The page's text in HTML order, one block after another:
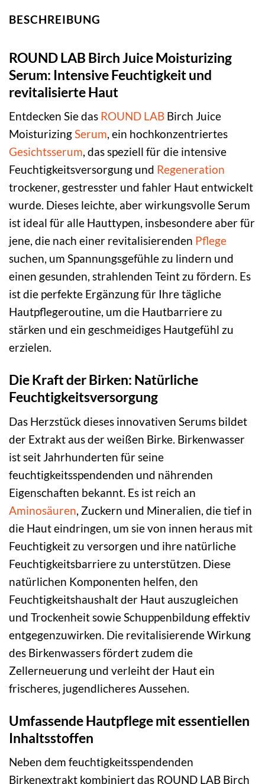
BESCHREIBUNG
ROUND LAB Birch Juice Moisturizing
Serum: Intensive Feuchtigkeit und
revitalisierte Haut
Entdecken Sie das ROUND LAB Birch Juice
MoisturizingSerum, ein hochkonzentriertes
Gesichtsserum, das speziell für die intensive
Feuchtigkeitsversorgung und Regeneration
trockener, gestresster und fahler Haut entwickelt
wurde. Dieses leichte, aber wirkungsvolle Serum
ist ideal für alle Hauttypen, insbesondere aber für
jene, die nach einer revitalisierenden Pflege
suchen, um Spannungsgefühle zu lindern und
einen gesunden, strahlenden Teint zu fördern. Es
ist die perfekte Ergänzung für Ihre tägliche
Hautpflegeroutine, um die Hautbarriere zu
stärken und ein geschmeidiges Hautgefühl zu
erzielen.
Die Kraft der Birken: Natürliche
Feuchtigkeitsversorgung
Das Herzstück dieses innovativen Serums bildet
der Extrakt aus der weißen Birke. Birkenwasser
ist seit Jahrhunderten für seine
feuchtigkeitsspendenden und nährenden
Eigenschaften bekannt. Es ist reich an
Aminosäuren , Zuckern und Mineralien, die tief in
die Haut eindringen, um sie von innen heraus mit
Feuchtigkeit zu versorgen und ihre natürliche
Feuchtigkeitsbarriere zu unterstützen. Diese
natürlichen Komponenten helfen, den
Feuchtigkeitshaushalt der Haut auszugleichen
und Trockenheit sowie Schuppenbildung effektiv
entgegenzuwirken. Die revitalisierende Wirkung
des Birkenwassers fördert zudem die
Zellerneuerung und verleiht der Haut ein
frischeres, jugendlicheres Aussehen.
Umfassende Hautpflege mit essentiellen
Inhaltsstoffen
Neben dem feuchtigkeitsspendenden
Birkenextrakt kombiniert das ROUND LAB Birch